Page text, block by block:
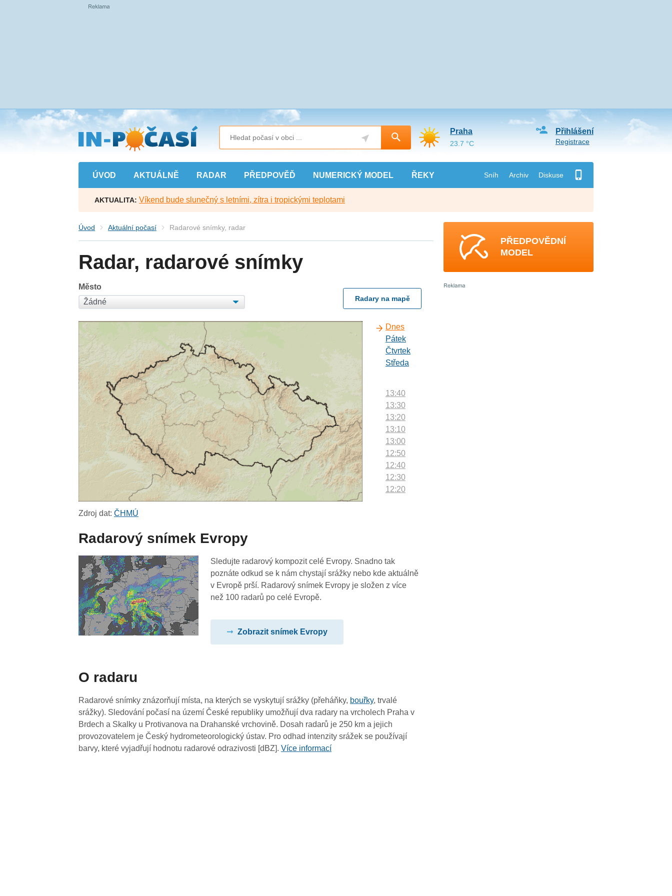
Přejít
na
hlavní
obsah
ÚVOD AKTUÁLNĚ RADAR PŘEDPOVĚĎ NUMERICKÝ MODEL ŘEKY Sníh Archiv Diskuse
Přihlášení
Registrace
Praha
23.7 °C
AKTUALITA: Víkend bude slunečný s letními, zítra i tropickými teplotami
Úvod Aktuální počasí Radarové snímky, radar
Radar, radarové snímky
Město
Radary na mapě
Dnes
Pátek
Čtvrtek
Středa
13:40
13:30
13:20
13:10
13:00
12:50
12:40
12:30
12:20
11:20
11:10
11:00
09:20
09:10
09:00
08:50
Zdroj dat:ČHMÚ
Radarový snímek Evropy
Sledujte radarový kompozit celé Evropy. Snadno tak
poznáte odkud se k nám chystají srážky nebo kde aktuálně
v Evropě prší. Radarový snímek Evropy je složen z více
než 100 radarů po celé Evropě.
Zobrazit snímek Evropy
O radaru
Radarové snímky znázorňují místa, na kterých se vyskytují srážky (přeháňky, bouřky, trvalé
srážky). Sledování počasí na území České republiky umožňují dva radary na vrcholech Praha v
Brdech a Skalky u Protivanova na Drahanské vrchovině. Dosah radarů je 250 km a jejich
provozovatelem je Český hydrometeorologický ústav. Pro odhad intenzity srážek se používají
barvy, které vyjadřují hodnotu radarové odrazivosti [dBZ].Více informací
PŘEDPOVĚDNÍ
MODEL